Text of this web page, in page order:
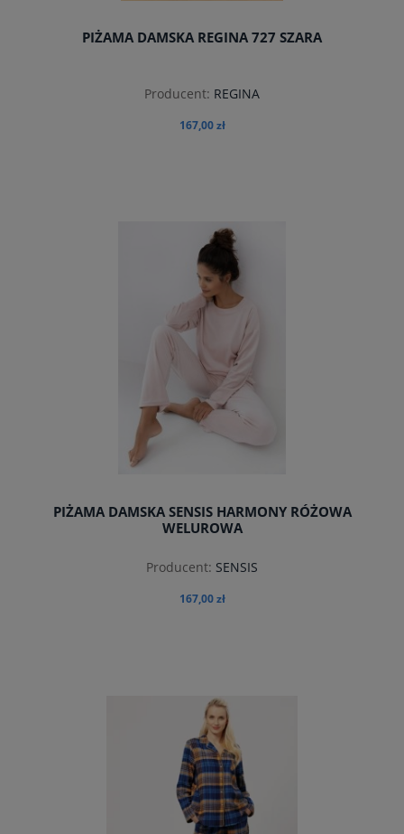
PIŻAMA DAMSKA REGINA 727 SZARA
Producent: REGINA
167,00 zł
do koszyka
PIŻAMA DAMSKA SENSIS HARMONY RÓŻOWA
WELUROWA
Producent: SENSIS
167,00 zł
do koszyka